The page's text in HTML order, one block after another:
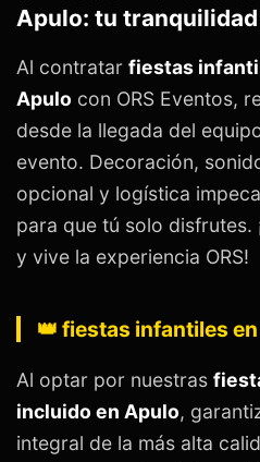
Apulo: tu
Al contratar fiestas
Apulo con ORS Eventos,
desde la llegada del
evento. Decoración,
opcional y logística
para que tú solo disfrutes.
y vive la experiencia ORS!
👑 fiestas infantiles
Al optar por nuestras
incluido en Apulo,
integral de la más alta